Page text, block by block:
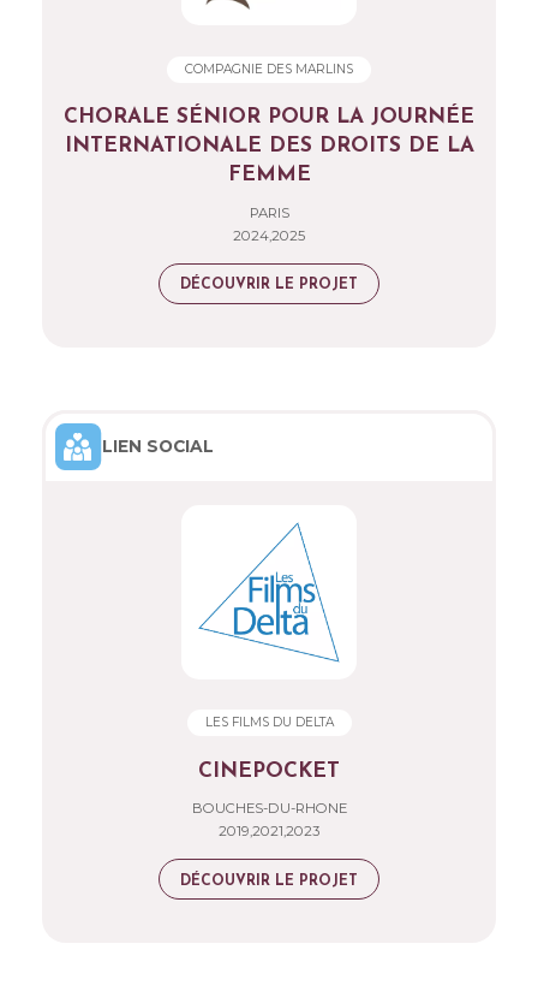
COMPAGNIE DES MARLINS
CHORALE SÉNIOR POUR LA JOURNÉE
INTERNATIONALE DES DROITS DE LA
FEMME
PARIS
2024,2025
DÉCOUVRIR LE PROJET
LIEN SOCIAL
LES FILMS DU DELTA
CINEPOCKET
BOUCHES-DU-RHONE
2019,2021,2023
DÉCOUVRIR LE PROJET